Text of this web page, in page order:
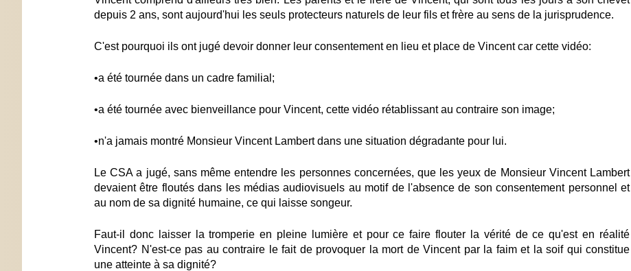
depuis 2 ans, sont aujourd'hui les seuls protecteurs naturels de leur fils et frère au sens de la jurisprudence.
C'est pourquoi ils ont jugé devoir donner leur consentement en lieu et place de Vincent car cette vidéo:
•a été tournée dans un cadre familial;
•a été tournée avec bienveillance pour Vincent, cette vidéo rétablissant au contraire son image;
•n'a jamais montré Monsieur Vincent Lambert dans une situation dégradante pour lui.
Le CSA a jugé, sans même entendre les personnes concernées, que les yeux de Monsieur Vincent Lambert
devaient être floutés dans les médias audiovisuels au motif de l'absence de son consentement personnel et
au nom de sa dignité humaine, ce qui laisse songeur.
Faut-il donc laisser la tromperie en pleine lumière et pour ce faire flouter la vérité de ce qu'est en réalité
Vincent? N'est-ce pas au contraire le fait de provoquer la mort de Vincent par la faim et la soif qui constitue
une atteinte à sa dignité?